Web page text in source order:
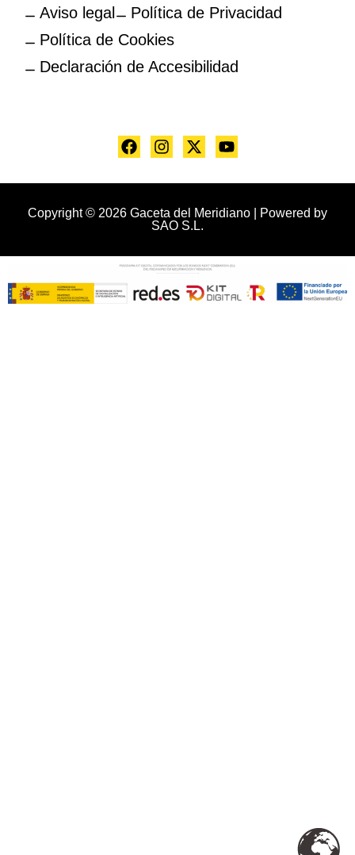
Aviso legal
Política de Privacidad
Política de Cookies
Declaración de Accesibilidad
Copyright © 2026 Gaceta del Meridiano | Powered by
SAO S.L.